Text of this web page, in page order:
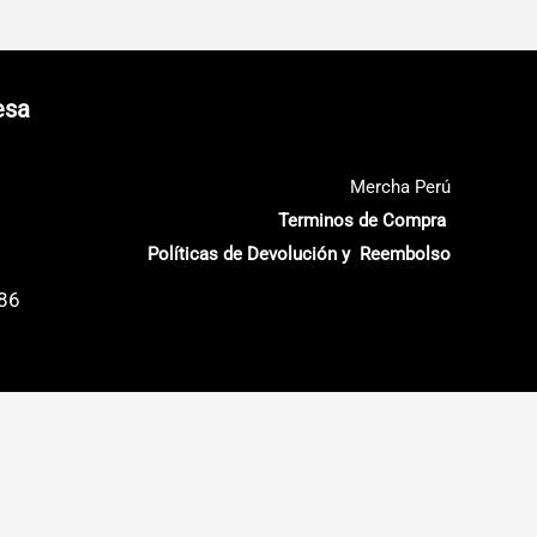
Mercha Perú
Terminos de Compra
Políticas de Devolución y Reembolso